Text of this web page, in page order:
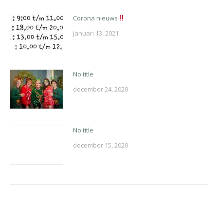
Corona nieuws
januari 13, 2021
No title
december 24, 2020
No title
december 15, 2020